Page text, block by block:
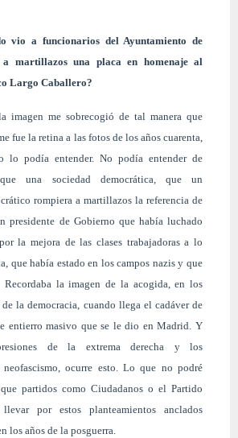
vio a funcionarios del Ayuntamiento de
martillazos una placa en homenaje al
Largo Caballero?
imagen me sobrecogió de tal manera que
fue la retina a las fotos de los años cuarenta,
lo podía entender. No podía entender de
una sociedad democrática, que un
rompiera a martillazos la referencia de
presidente de Gobierno que había luchado
la mejora de las clases trabajadoras a lo
que había estado en los campos nazis y que
la imagen de la acogida, en los
la democracia, cuando llega el cadáver de
entierro masivo que se le dio en Madrid. Y
de la extrema derecha y los
ocurre esto. Lo que no podré
partidos como Ciudadanos o el Partido
por estos planteamientos anclados
los años de la posguerra.